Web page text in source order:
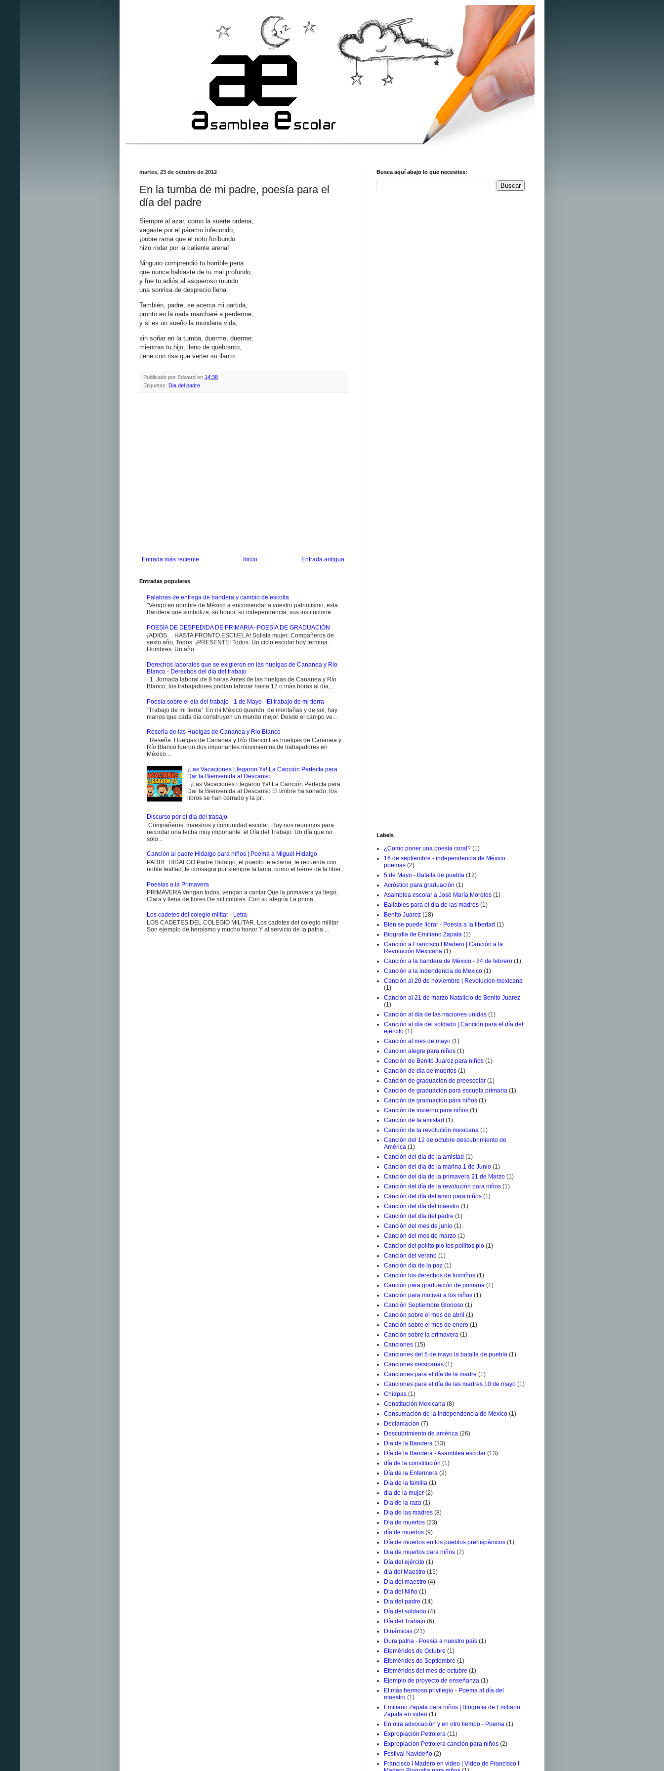
martes, 23 de octubre de 2012
En la tumba de mi padre, poesía para el
día del padre
Siempre al azar, como la suerte ordena,
vagaste por el páramo infecundo,
¡pobre rama que el noto furibundo
hizo rodar por la caliente arena!
Ninguno comprendió tu horrible pena
que nunca hablaste de tu mal profundo;
y fue tu adiós al asqueroso mundo
una sonrisa de desprecio llena.
También, padre, se acerca mi partida,
pronto en la nada marcharé a perderme;
y si es un sueño la mundana vida,
sin soñar en la tumba, duerme, duerme;
mientras tu hijo, lleno de quebranto,
tiene con risa que verter su llanto.
Publicado por Edward en 14:38
Etiquetas: Dia del padre
Entrada más reciente Entrada antigua
Inicio
Entradas populares
Palabras de entrega de bandera y cambio de escolta
"Vengo en nombre de México a encomendar a vuestro patriotismo, esta
Bandera que simboliza, su honor, su independencia, sus institucione...
POESÍA DE DESPEDIDA DE PRIMARIA–POESÍA DE GRADUACIÓN
¡ADIÓS… HASTA PRONTO ESCUELA! Solista mujer: Compañeros de
sexto año, Todos: ¡PRESENTE! Todos: Un ciclo escolar hoy termina.
Hombres: Un año...
Derechos laborales que se exigieron en las huelgas de Cananea y Rio
Blanco - Derechos del día del trabajo
1. Jornada laboral de 8 horas Antes de las huelgas de Cananea y Río
Blanco, los trabajadores podían laborar hasta 12 o más horas al día, ...
Poesía sobre el día del trabajo - 1 de Mayo - El trabajo de mi tierra
“Trabajo de mi tierra” En mi México querido, de montañas y de sol, hay
manos que cada día construyen un mundo mejor. Desde el campo ve...
Reseña de las Huelgas de Cananea y Rio Blanco
Reseña: Huelgas de Cananea y Río Blanco Las huelgas de Cananea y
Río Blanco fueron dos importantes movimientos de trabajadores en
México ...
¡Las Vacaciones Llegaron Ya! La Canción Perfecta para
Dar la Bienvenida al Descanso
¡Las Vacaciones Llegaron Ya! La Canción Perfecta para
Dar la Bienvenida al Descanso El timbre ha sonado, los
libros se han cerrado y la pr...
Discurso por el día del trabajo
Compañeros, maestros y comunidad escolar: Hoy nos reunimos para
recordar una fecha muy importante: el Día del Trabajo. Un día que no
solo...
Canción al padre Hidalgo para niños | Poema a Miguel Hidalgo
PADRE HIDALGO Padre Hidalgo, el pueblo te aclama, te recuerda con
noble lealtad, te consagra por siempre la fama, como el héroe de la liber...
Poesías a la Primavera
PRIMAVERA Vengan todos, vengan a cantar Que la primavera ya llegó,
Clara y llena de flores De mil colores. Con su alegría La prima...
Los cadetes del colegio militar - Letra
LOS CADETES DEL COLEGIO MILITAR. Los cadetes del colegio militar
Son ejemplo de heroísmo y mucho honor Y al servicio de la patria ...
Busca aquí abajo lo que necesites:
Labels
¿Como poner una poesía coral? (1)
16 de septiembre - independencia de México
poemas (2)
5 de Mayo - Batalla de puebla (12)
Acróstico para graduación (1)
Asamblea escolar a José María Morelos (1)
Bailables para el día de las madres (1)
Benito Juarez (18)
Bien se puede llorar - Poesía a la libertad (1)
Biografia de Emiliano Zapata (1)
Canción a Francisco I Madero | Canción a la
Revolución Mexicana (1)
Canción a la bandera de México - 24 de febrero (1)
Canción a la indendencia de Mexico (1)
Canción al 20 de noviembre | Revolucion mexicana
(1)
Canción al 21 de marzo Natalicio de Benito Juarez
(1)
Canción al día de las naciones unidas (1)
Canción al día del soldado | Canción para el día del
ejército (1)
Canción al mes de mayo (1)
Cancion alegre para niños (1)
Canción de Benito Juarez para niños (1)
Canción de día de muertos (1)
Canción de graduación de preescolar (1)
Canción de graduación para escuela primaria (1)
Canción de graduación para niños (1)
Canción de invierno para niños (1)
Canción de la amistad (1)
Canción de la revolución mexicana (1)
Canción del 12 de octubre descubrimiento de
América (1)
Canción del día de la amistad (1)
Canción del día de la marina 1 de Junio (1)
Canción del día de la primavera 21 de Marzo (1)
Canción del día de la revolución para niños (1)
Canción del día del amor para niños (1)
Canción del día del maestro (1)
Canción del día del padre (1)
Canción del mes de junio (1)
Canción del mes de marzo (1)
Cancion del pollito pio los pollitos pio (1)
Canción del verano (1)
Canción día de la paz (1)
Canción los derechos de losniños (1)
Canción para graduación de primaria (1)
Canción para motivar a los niños (1)
Canción Septiembre Glorioso (1)
Canción sobre el mes de abril (1)
Canción sobre el mes de enero (1)
Canción sobre la primavera (1)
Canciones (15)
Canciones del 5 de mayo la batalla de puebla (1)
Canciones mexicanas (1)
Canciones para el día de la madre (1)
Canciones para el día de las madres 10 de mayo (1)
Chiapas (1)
Constitución Mexicana (8)
Consumación de la independencia de México (1)
Declamación (7)
Descubrimiento de américa (26)
Dia de la Bandera (33)
Día de la Bandera - Asamblea escolar (13)
día de la constitución (1)
Día de la Enfermera (2)
Dia de la familia (1)
dia de la mujer (2)
Dia de la raza (1)
Dia de las madres (8)
Dia de muertos (23)
día de muertos (9)
Día de muertos en los pueblos prehispánicos (1)
Dia de muertos para niños (7)
Día del ejército (1)
dia del Maestro (15)
Día del maestro (4)
Dia del Niño (1)
Dia del padre (14)
Día del soldado (4)
Día del Trabajo (6)
Dinámicas (21)
Dura patria - Poesía a nuestro país (1)
Efemérides de Octubre (1)
Efemérides de Septiembre (1)
Efemérides del mes de octubre (1)
Ejemplo de proyecto de enseñanza (1)
El más hermoso privilegio - Poema al día del
maestro (1)
Emiliano Zapata para niños | Biografia de Emiliano
Zapata en video (1)
En otra advocación y en otro tiempo - Poema (1)
Expropiación Petrolera (11)
Expropiación Petrolera canción para niños (2)
Festival Navideño (2)
Francisco I Madero en video | Video de Francisco I